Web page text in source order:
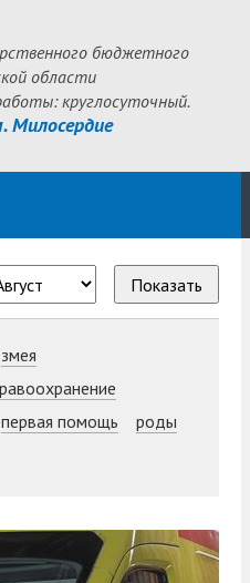
бюджетного
области
круглосуточный.
Милосердие
Показать
змея
первая помощь
роды